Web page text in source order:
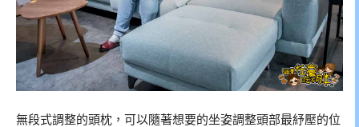
無段式調整的頭枕，可以隨著想要的坐姿調整頭部最紓壓的位